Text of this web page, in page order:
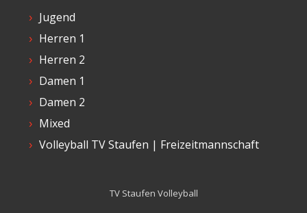
Jugend
Herren 1
Herren 2
Damen 1
Damen 2
Mixed
Volleyball TV Staufen | Freizeitmannschaft
TV Staufen Volleyball